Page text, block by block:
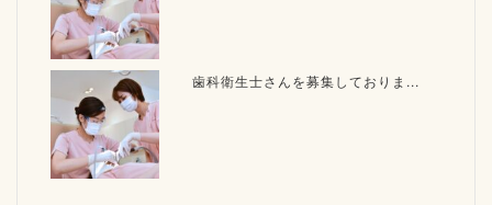
歯科衛生士さんを募集しておりま...